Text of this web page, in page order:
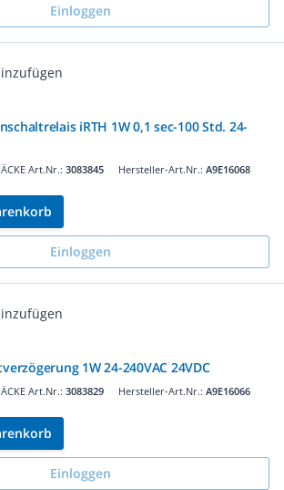
Einloggen
iRTH 1W 0,1 sec-100 Std. 24-
Art.Nr.: 3083845 Hersteller-Art.Nr.: A9E16068
Einloggen
1W 24-240VAC 24VDC
Art.Nr.: 3083829 Hersteller-Art.Nr.: A9E16066
Einloggen